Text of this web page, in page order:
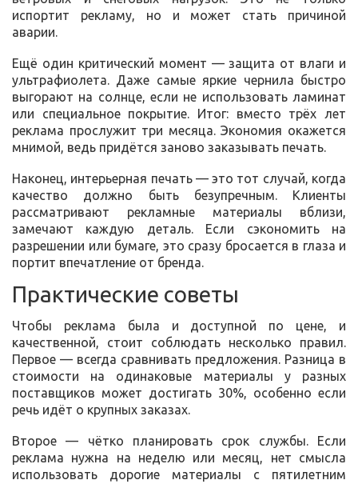
испортит рекламу, но и может стать причиной
аварии.
Ещё один критический момент — защита от влаги и
ультрафиолета. Даже самые яркие чернила быстро
выгорают на солнце, если не использовать ламинат
или специальное покрытие. Итог: вместо трёх лет
реклама прослужит три месяца. Экономия окажется
мнимой, ведь придётся заново заказывать печать.
Наконец, интерьерная печать — это тот случай, когда
качество должно быть безупречным. Клиенты
рассматривают рекламные материалы вблизи,
замечают каждую деталь. Если сэкономить на
разрешении или бумаге, это сразу бросается в глаза и
портит впечатление от бренда.
Практические советы
Чтобы реклама была и доступной по цене, и
качественной, стоит соблюдать несколько правил.
Первое — всегда сравнивать предложения. Разница в
стоимости на одинаковые материалы у разных
поставщиков может достигать 30%, особенно если
речь идёт о крупных заказах.
Второе — чётко планировать срок службы. Если
реклама нужна на неделю или месяц, нет смысла
использовать дорогие материалы с пятилетним